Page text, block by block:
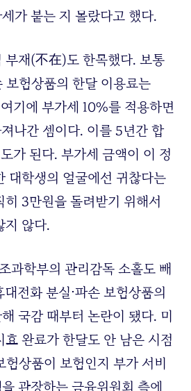
가 붙는 지 몰랐다고 했다.
부재(不在)도 한목했다. 보통
보험상품의 한달 이용료는
기에 부가세 10%를 적용하면
나간 셈이다. 이를 5년간 합
가 된다. 부가세 금액이 이 정
대학생의 얼굴에선 귀찮다는
3만원을 돌려받기 위해서
지 않다.
과학부의 관리감독 소홀도 빼
전화 분실⋅파손 보험상품의
국감 때부터 논란이 됐다. 미
효 완료가 한달도 안 남은 시점
험상품이 보험인지 부가 서비
관장하는 금융위원회 측에